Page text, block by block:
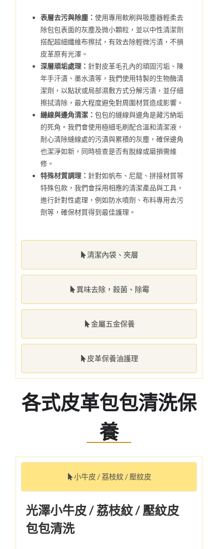
清潔內袋、夾層
異味去除，殺菌、除霉
金屬五金保養
皮革保養油護理
表層去污與除塵：使用專用軟刷與吸塵器輕柔去
除包包表面的灰塵及微小顆粒，並以中性清潔劑
搭配超細纖維布擦拭，有效去除輕微污漬，不損
皮革原有光澤。
深層頑垢處理： 針對皮革毛孔內的頑固污垢、陳
年手汗漬、墨水漬等，我們使用特製的生物酶清
潔劑，以點狀或局部濕敷方式分解污漬，並仔細
擦拭清除，最大程度避免對周圍材質造成影響。
縫線與邊角清潔：包包的縫線與邊角是藏污納垢
的死角。我們會使用極細毛刷配合溫和清潔液，
耐心清除縫線處的污漬與累積的灰塵，確保邊角
也潔淨如新，同時檢查是否有脫線或磨損需維
修。
特殊材質調理： 針對如帆布、尼龍、拼接材質等
特殊包款，我們會採用相應的清潔產品與工具，
進行針對性處理，例如防水噴劑、布料專用去污
劑等，確保材質得到最佳護理。
各式皮革包包清洗保
養
小牛皮 / 荔枝紋 / 壓紋皮
光澤小牛皮 / 荔枝紋 / 壓紋皮
包包清洗